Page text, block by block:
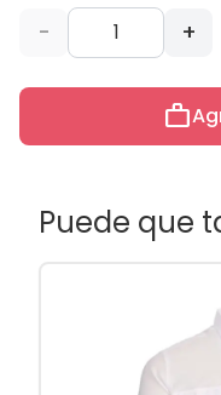
- +
work
Puede que